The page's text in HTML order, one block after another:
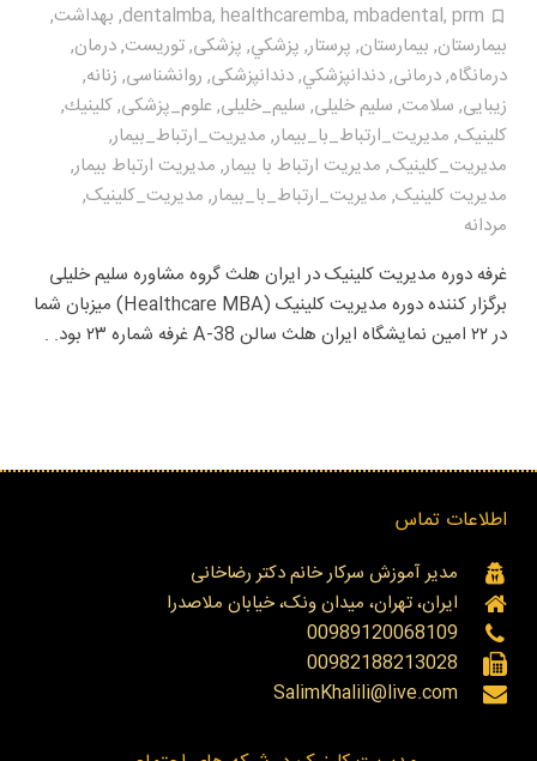
dentalmba, healthcaremba, mbadental, prm
, بهداشت,
بيمارستان, بیمارستان, پرستار, پزشكي, پزشکی,توریست,درمان,
درمانگاه,درمانی,دندانپزشكي,دندانپزشکی, روانشناسی, زنانه,
زیبایی, سلامت, سلیم خلیلی, سلیم_خلیلی, علوم_پزشکی,كلينيك,
کلینیک, مديريت_ارتباط_با_بيمار, مديريت_ارتباط_بیمار,
مديريت_كلينيک, مدیریت ارتباط با بیمار, مدیریت ارتباط بیمار,
مدیریت کلینیک, مدیریت_ارتباط_با_بیمار, مدیریت_کلینیک,
مردانه
غرفه دوره مدیریت کلینیک در ایران هلث گروه مشاوره سلیم خلیلی
برگزار کننده دوره مدیریت کلینیک (Healthcare MBA) میزبان شما
در ۲۲ امین نمایشگاه ایران هلث سالن A-38 غرفه شماره ۲۳ بود. .
اطلاعات تماس
مدیر آموزش سرکار خانم دکتر رضاخانی
ایران، تهران، میدان ونک، خیابان ملاصدرا
00989120068109
00982188213028
SalimKhalili@live.com